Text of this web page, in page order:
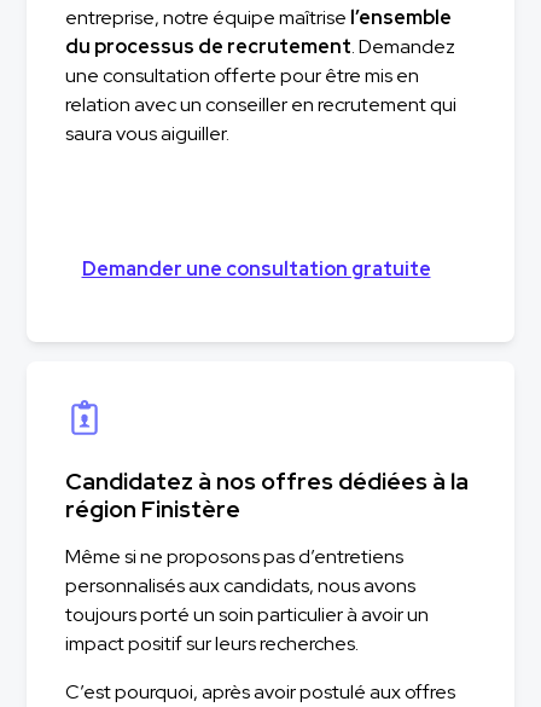
entreprise, notre équipe maîtrise l’ensemble
du processus de recrutement. Demandez
une consultation offerte pour être mis en
relation avec un conseiller en recrutement qui
saura vous aiguiller.
Demander une consultation gratuite
Candidatez à nos offres dédiées à la
région Finistère
Même si ne proposons pas d’entretiens
personnalisés aux candidats, nous avons
toujours porté un soin particulier à avoir un
impact positif sur leurs recherches.
C’est pourquoi, après avoir postulé aux offres